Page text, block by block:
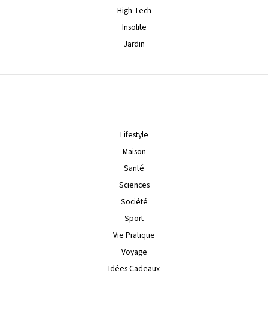
High-Tech
Insolite
Jardin
Lifestyle
Maison
Santé
Sciences
Société
Sport
Vie Pratique
Voyage
Idées Cadeaux